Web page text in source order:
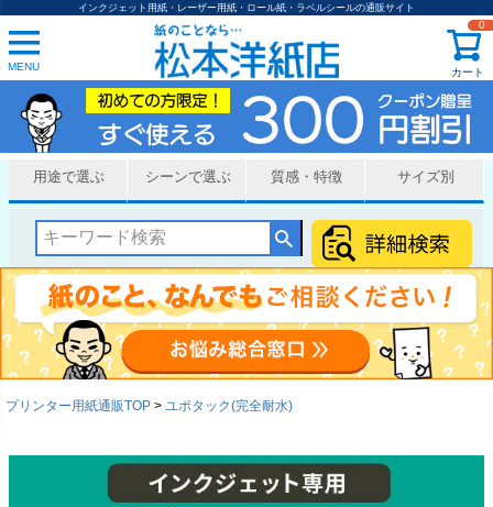
インクジェット用紙・レーザー用紙・ロール紙・ラベルシールの通販サイト
MENU カート
0
用途で選ぶ シーンで選ぶ 質感・特徴 サイズ別
プリンター用紙通販TOP ユポタック(完全耐水)